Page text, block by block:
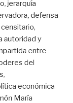
jerarquía
defensa
autoridad y
entre
del
económica
María